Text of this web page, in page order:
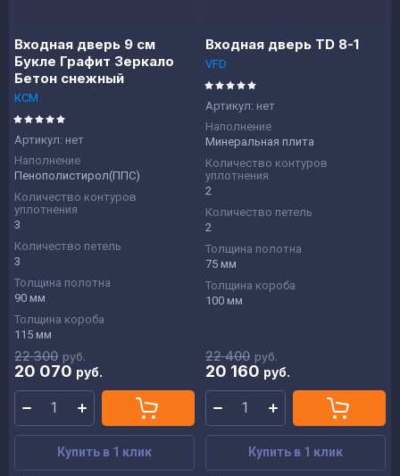
Входная дверь 9 см
Букле Графит Зеркало
Бетон снежный
КСМ
Артикул: нет
Наполнение
Пенополистирол(ППС)
Количество контуров
уплотнения
3
Количество петель
3
Толщина полотна
90 мм
Толщина короба
115 мм
22 300 руб.
20 070 руб.
Купить в 1 клик
Входная дверь TD 8-1
VFD
Артикул: нет
Наполнение
Минеральная плита
Количество контуров
уплотнения
2
Количество петель
2
Толщина полотна
75 мм
Толщина короба
100 мм
22 400 руб.
20 160 руб.
Купить в 1 клик